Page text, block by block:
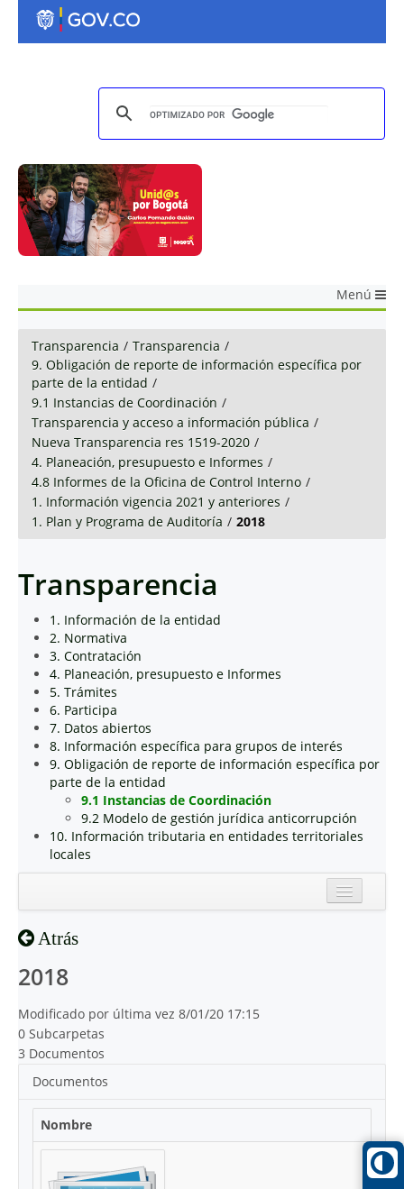
Menú
Transparencia / Transparencia /
9. Obligación de reporte de información específica por
parte de la entidad /
9.1 Instancias de Coordinación /
Transparencia y acceso a información pública /
Nueva Transparencia res 1519-2020 /
4. Planeación, presupuesto e Informes /
4.8 Informes de la Oficina de Control Interno /
1. Información vigencia 2021 y anteriores /
1. Plan y Programa de Auditoría / 2018
Transparencia
1. Información de la entidad
2. Normativa
3. Contratación
4. Planeación, presupuesto e Informes
5. Trámites
6. Participa
7. Datos abiertos
8. Información específica para grupos de interés
9. Obligación de reporte de información específica por
parte de la entidad
9.1 Instancias de Coordinación
9.2 Modelo de gestión jurídica anticorrupción
10. Información tributaria en entidades territoriales
locales
Atrás
2018
Modificado por última vez 8/01/20 17:15
0 Subcarpetas
3 Documentos
Documentos
Nombre